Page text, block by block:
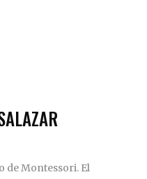
de Montessori. El